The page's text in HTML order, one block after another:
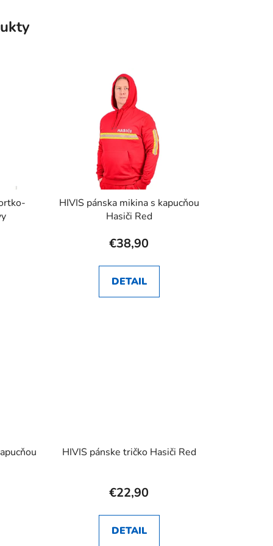
HIVIS pánska mikina s kapucňou
Hasiči Red
€38,90
DETAIL
HIVIS pánske tričko Hasiči Red
€22,90
DETAIL